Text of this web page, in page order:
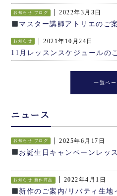
お知らせ ブログ 2022年3月3日
マスター講師アトリエのご
お知らせ 2021年10月24日
11月レッスンスケジュールの
一覧ペ
ニュース
お知らせ ブログ 2025年6月17日
お誕生日キャンペーンレッ
お知らせ 新作商品 2022年4月1日
新作のご案内/リバティ生地